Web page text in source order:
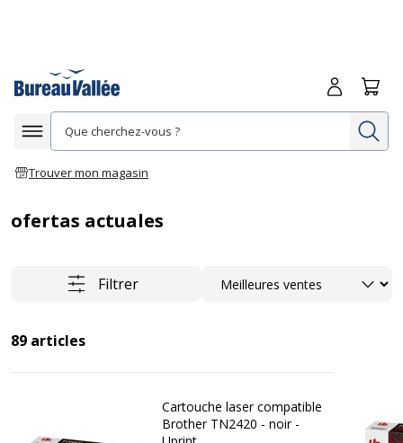
Afficher la navigation
Trouver mon magasin
Me
ofertas actuales
Filtrer Trier
89 articles
Cartouche laser compatible
Brother TN2420 - noir -